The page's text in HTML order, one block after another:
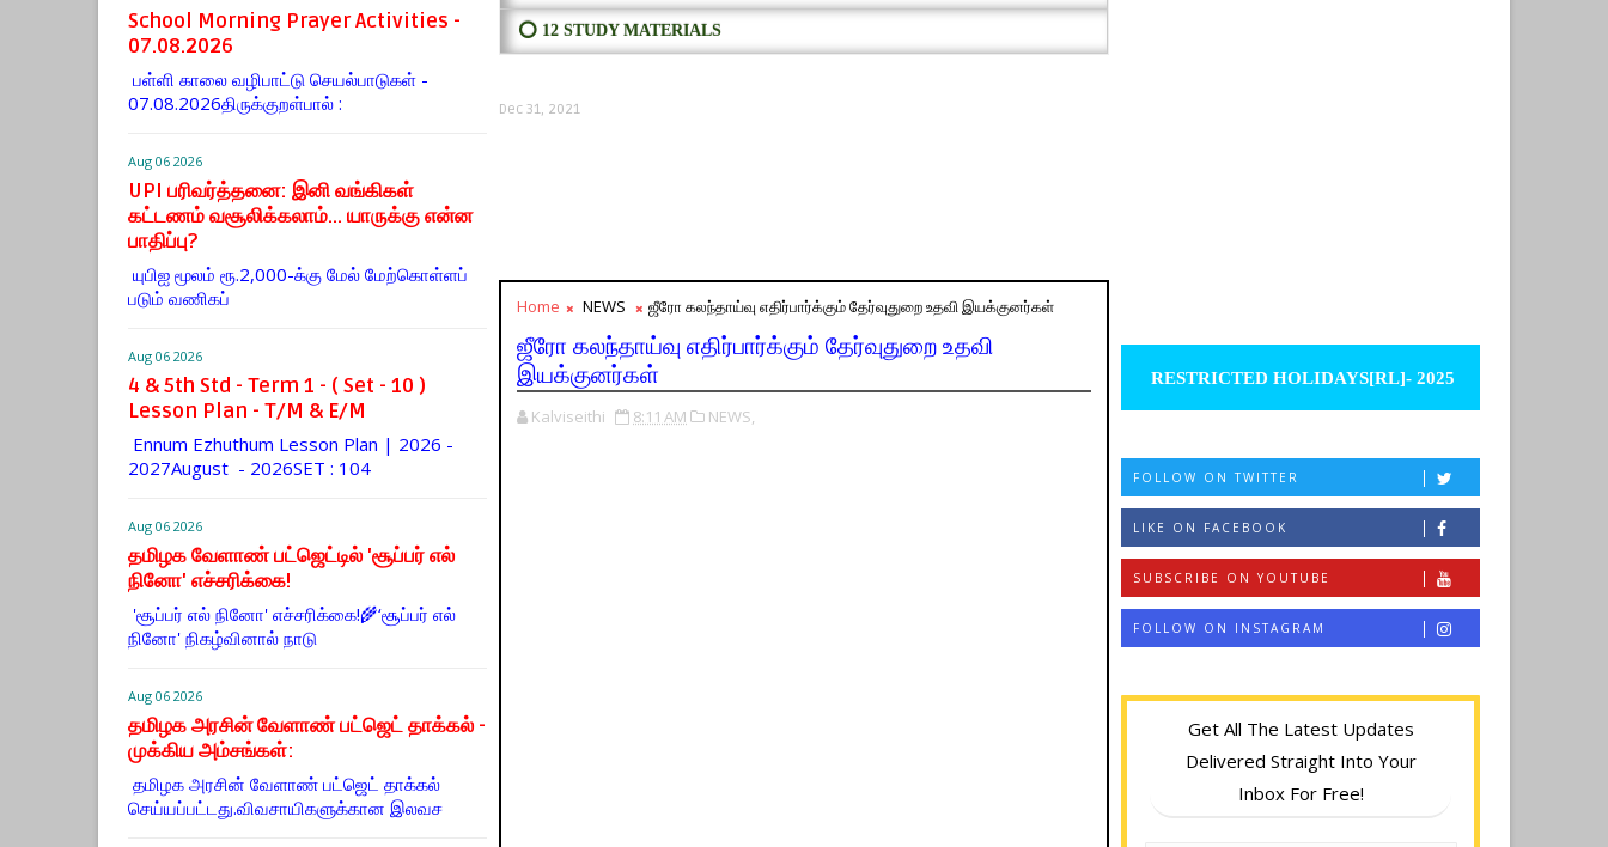
School Morning Prayer Activities -
07.08.2026
பள்ளி காலை வழிபாட்டு செயல்பாடுகள் -
07.08.2026திருக்குறள்பால் :
Aug 06 2026
UPI பரிவர்த்தனை: இனி வங்கிகள்
கட்டணம் வசூலிக்கலாம்... யாருக்கு என்ன
பாதிப்பு?
யுபிஐ மூலம் ரூ.2,000-க்கு மேல் மேற்​கொள்​ளப்​
படும் வணி​கப்
Aug 06 2026
4 & 5th Std - Term 1 - ( Set - 10 )
Lesson Plan - T/M & E/M
Ennum Ezhuthum Lesson Plan | 2026 -
2027August - 2026SET : 104
Aug 06 2026
தமிழக வேளாண் பட்ஜெட்டில் 'சூப்பர் எல்
நினோ' எச்சரிக்கை!
'சூப்பர் எல் நினோ' எச்சரிக்கை!🌾‘சூப்பர் எல்
நினோ' நிகழ்வினால் நாடு
Aug 06 2026
தமிழக அரசின் வேளாண் பட்ஜெட் தாக்கல் -
முக்கிய அம்சங்கள்:
தமிழக அரசின் வேளாண் பட்ஜெட் தாக்கல்
செய்யப்பட்டது.விவசாயிகளுக்கான இலவச
⭕ 12 STUDY MATERIALS
Dec 31, 2021
Home NEWS ஜீரோ கலந்தாய்வு எதிர்பார்க்கும் தேர்வுதுறை உதவி இயக்குனர்கள்
ஜீரோ கலந்தாய்வு எதிர்பார்க்கும் தேர்வுதுறை உதவி
இயக்குனர்கள்
Kalviseithi 8:11 AM NEWS,
RESTRICTED HOLIDAYS[RL]- 2025
FOLLOW ON TWITTER
LIKE ON FACEBOOK
SUBSCRIBE ON YOUTUBE
FOLLOW ON INSTAGRAM
Get All The Latest Updates
Delivered Straight Into Your
Inbox For Free!